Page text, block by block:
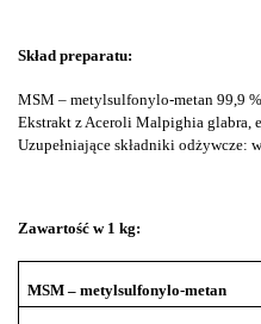
Skład preparatu:
MSM – metylsulfonylo-metan 99,9 %
Ekstrakt z Aceroli Malpighia glabra,
Uzupełniające składniki odżywcze:
Zawartość w 1 kg:
MSM – metylsulfonylo-metan